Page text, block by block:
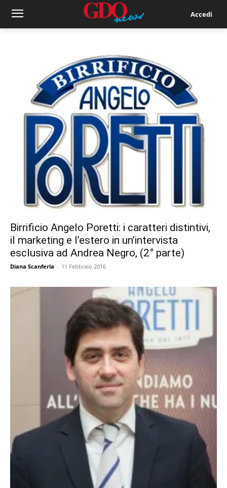
Accedi
Birrificio Angelo Poretti: i caratteri distintivi,
il marketing e l’estero in un’intervista
esclusiva ad Andrea Negro, (2° parte)
Diana Scanferla - 11 Febbraio 2016